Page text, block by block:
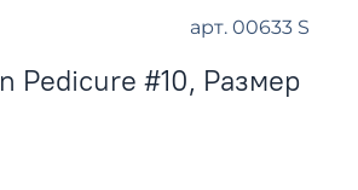
арт. 00633 S
Pedicure #10, Размер